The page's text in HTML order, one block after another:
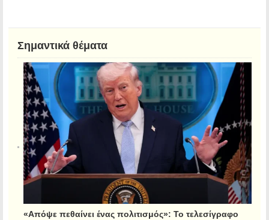
Σημαντικά θέματα
«Απόψε πεθαίνει ένας πολιτισμός»: Το τελεσίγραφο